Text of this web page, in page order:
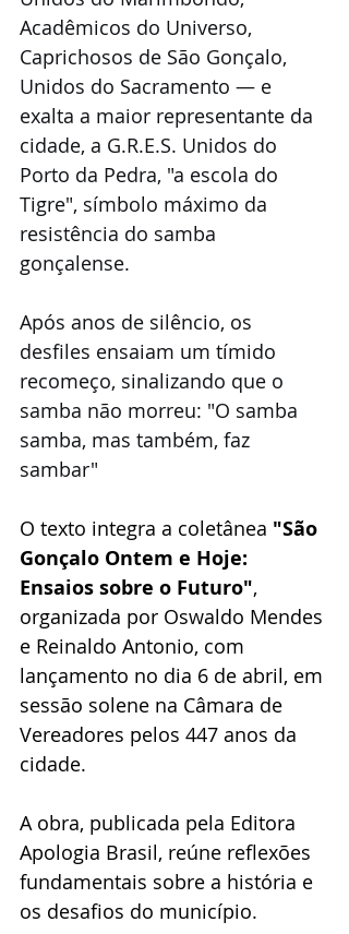
Acadêmicos do Universo,
Caprichosos de São Gonçalo,
Unidos do Sacramento — e
exalta a maior representante da
cidade, a G.R.E.S. Unidos do
Porto da Pedra, "a escola do
Tigre", símbolo máximo da
resistência do samba
gonçalense.
Após anos de silêncio, os
desfiles ensaiam um tímido
recomeço, sinalizando que o
samba não morreu: "O samba
samba, mas também, faz
sambar"
O texto integra a coletânea "São
Gonçalo Ontem e Hoje:
Ensaios sobre o Futuro",
organizada por Oswaldo Mendes
e Reinaldo Antonio, com
lançamento no dia 6 de abril, em
sessão solene na Câmara de
Vereadores pelos 447 anos da
cidade.
A obra, publicada pela Editora
Apologia Brasil, reúne reflexões
fundamentais sobre a história e
os desafios do município.